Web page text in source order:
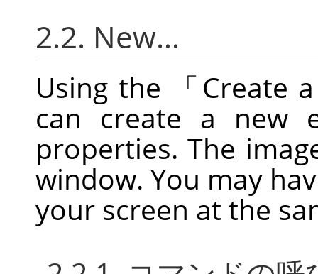
2.2. New…
Using the 「Create
can create a new
properties. The
window. You may
your screen at the